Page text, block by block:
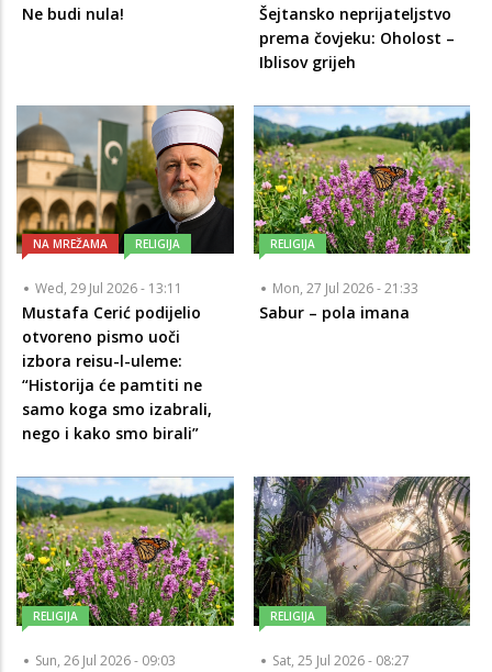
Ne budi nula!
Šejtansko neprijateljstvo
prema čovjeku: Oholost –
Iblisov grijeh
NA MREŽAMA RELIGIJA
Wed, 29 Jul 2026 - 13:11
Mustafa Cerić podijelio
otvoreno pismo uoči
izbora reisu-l-uleme:
“Historija će pamtiti ne
samo koga smo izabrali,
nego i kako smo birali”
RELIGIJA
Mon, 27 Jul 2026 - 21:33
Sabur – pola imana
RELIGIJA
Sun, 26 Jul 2026 - 09:03
RELIGIJA
Sat, 25 Jul 2026 - 08:27